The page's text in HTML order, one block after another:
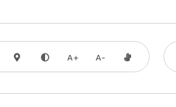
A+ A-